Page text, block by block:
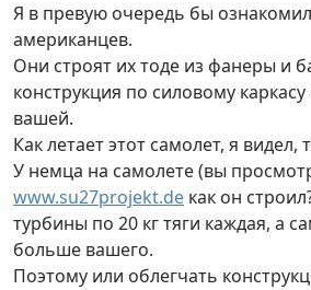
Я в превую очередь бы
американцев.
Они строят их тоде из фанеры и
конструкция по силовому
вашей.
Как летает этот самолет, я видел,
У немца на самолете (вы
www.su27projekt.de как он
турбины по 20 кг тяги каждая, а
больше вашего.
Поэтому или облегчать